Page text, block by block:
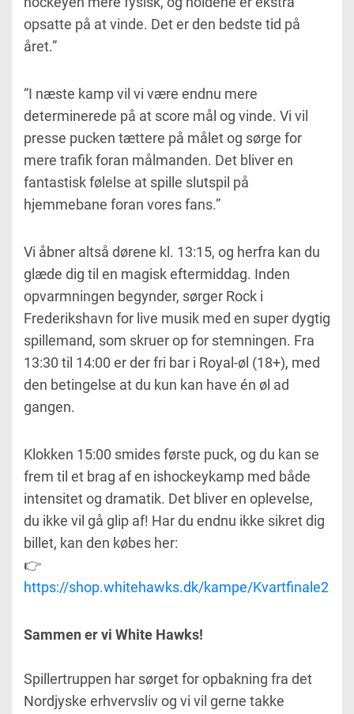
opsatte på at vinde. Det er den bedste tid på
året.”
“I næste kamp vil vi være endnu mere
determinerede på at score mål og vinde. Vi vil
presse pucken tættere på målet og sørge for
mere trafik foran målmanden. Det bliver en
fantastisk følelse at spille slutspil på
hjemmebane foran vores fans.”
Vi åbner altså dørene kl. 13:15, og herfra kan du
glæde dig til en magisk eftermiddag. Inden
opvarmningen begynder, sørger Rock i
Frederikshavn for live musik med en super dygtig
spillemand, som skruer op for stemningen. Fra
13:30 til 14:00 er der fri bar i Royal-øl (18+), med
den betingelse at du kun kan have én øl ad
gangen.
Klokken 15:00 smides første puck, og du kan se
frem til et brag af en ishockeykamp med både
intensitet og dramatik. Det bliver en oplevelse,
du ikke vil gå glip af! Har du endnu ikke sikret dig
billet, kan den købes her:
👉
https://shop.whitehawks.dk/kampe/Kvartfinale2
Sammen er vi White Hawks!
Spillertruppen har sørget for opbakning fra det
Nordjyske erhvervsliv og vi vil gerne takke